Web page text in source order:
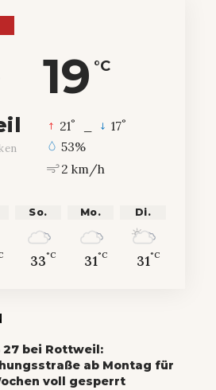
19 °C
21° 17°
53%
2 km/h
So.
33°C
Mo.
31°C
Di.
31°C
27 bei Rottweil:
ab Montag für
voll gesperrt